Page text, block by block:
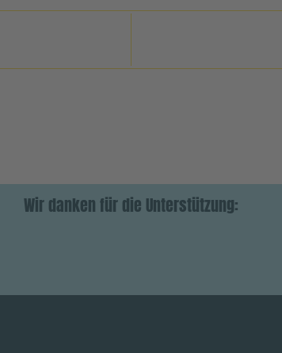
Wir danken für die Unterstützung: